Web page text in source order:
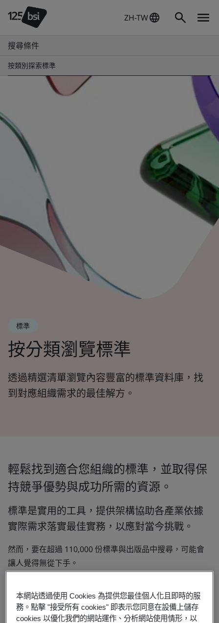
ZH-TW
搜尋條件
按類別探索標準
標準
按分類瀏覽標準
透過精選清單瀏覽內容豐富的標準資料庫，找
到對應組織需求的最佳解方。
輕鬆找到適合您組織的標準，並取得保
持競爭優勢與成功所需的資源。
標準是實用的工具，提供架構協助各產業依據
實際需求落實最佳實務，以應對當今挑戰。
然而，要在超過 110,000 份標準與出版品中搜尋，可能會
讓人覺得無從下手。
標準清單──無論是提升安全措施、改善品質，或強化網路
安全。
本網站透過使用 Cookies 為提供您最佳個人化且即時的服
務。點擊 "接受所有 cookies" 即表示您同意在設備上儲存
cookies 以優化我們的網站運作、分析網站使用情形，以